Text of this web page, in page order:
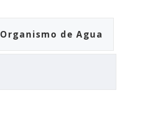
Organismo de Agua